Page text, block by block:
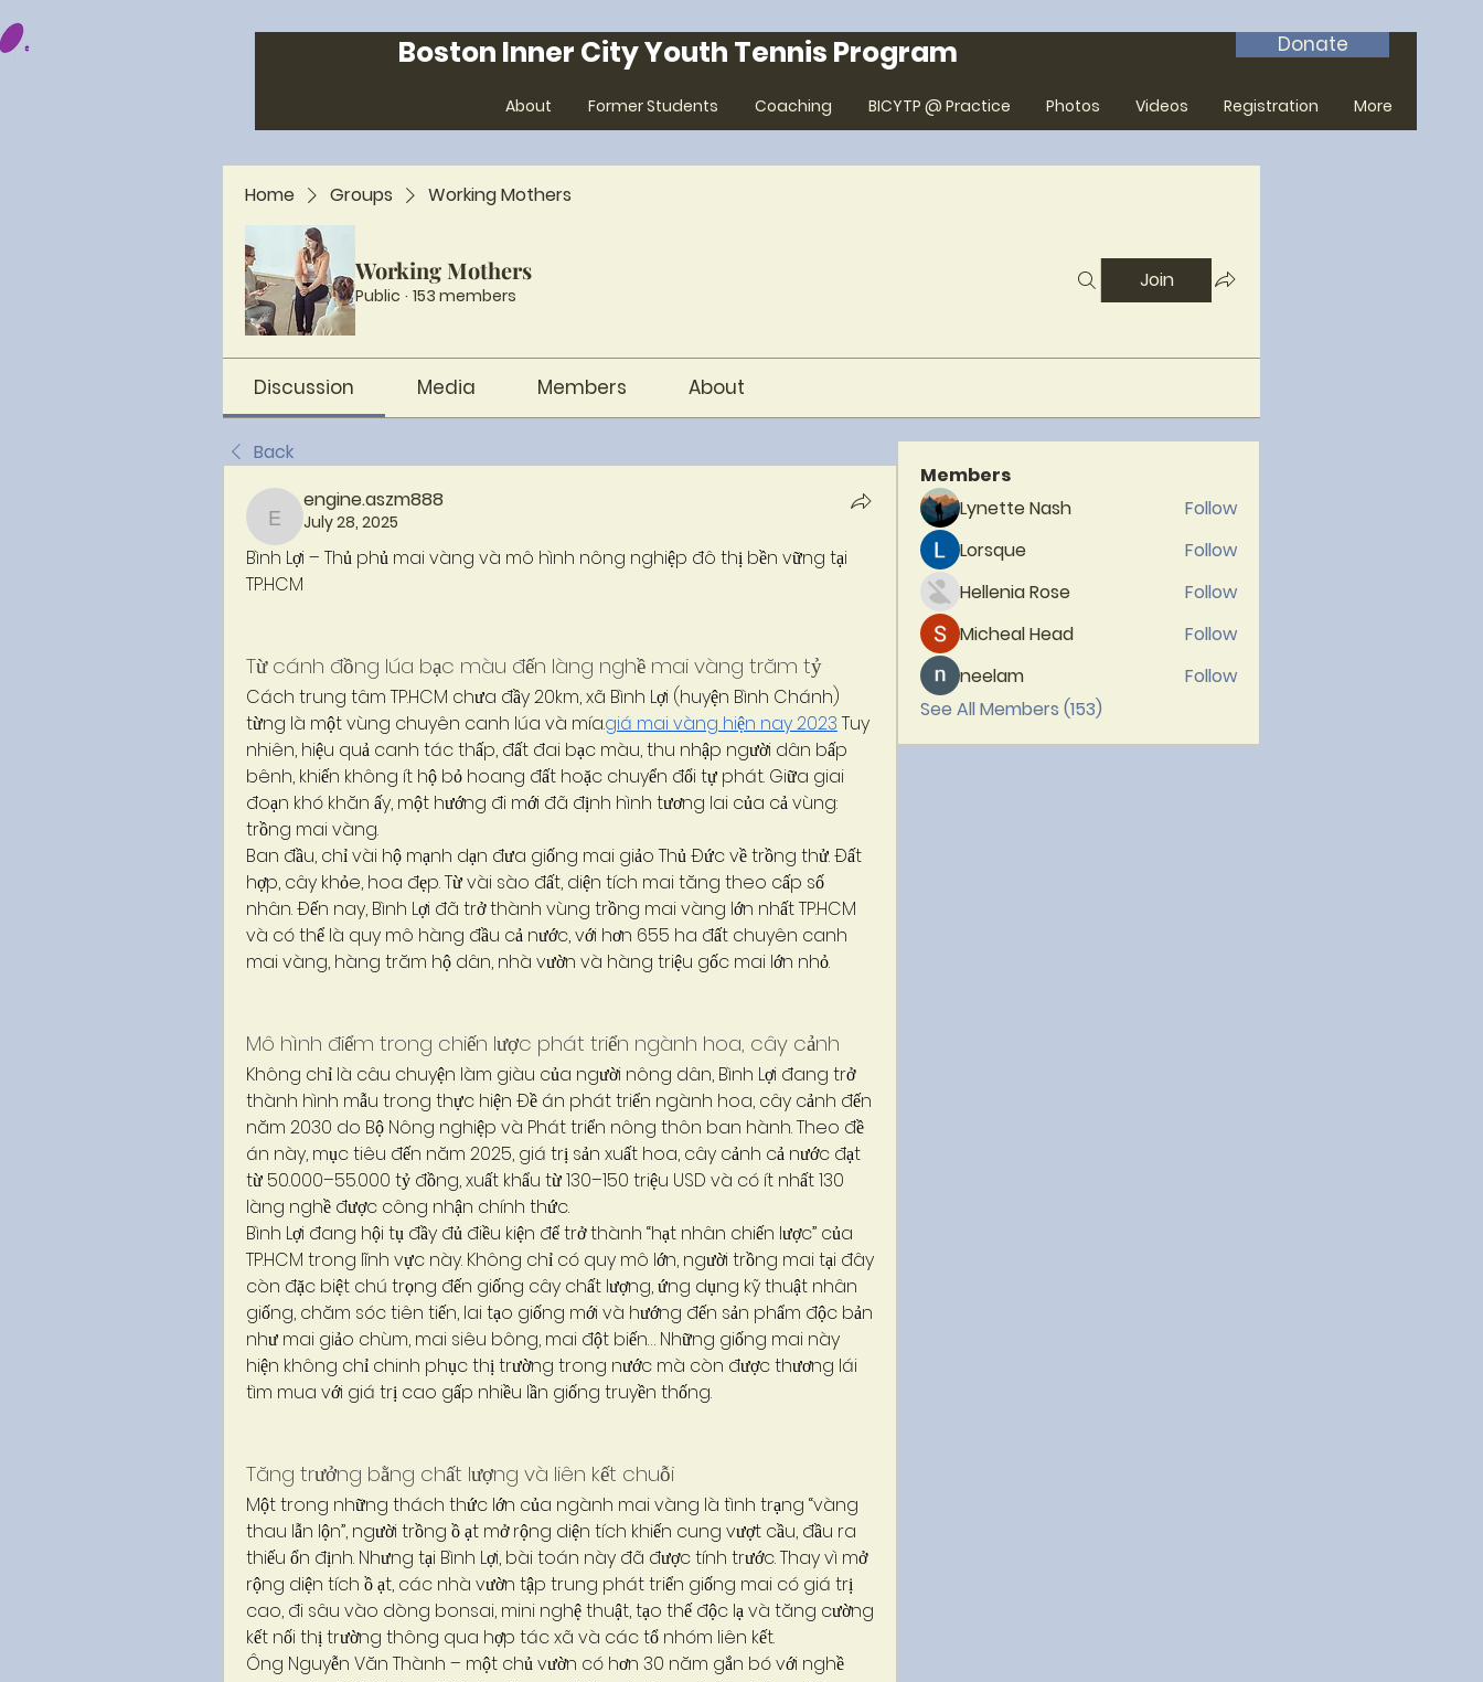
Donate
About Former Students Coaching BICYTP @ Practice Photos Videos Registration More
Boston Inner City Youth Tennis Program
Home Groups Working Mothers
Working Mothers
Public · 153 members
Join
Discussion Media Members About
Back
engine.aszm888
engine.aszm888
July 28, 2025
Bình Lợi – Thủ phủ mai vàng và mô hình nông nghiệp đô thị bền vững tại
TP.HCM
Từ cánh đồng lúa bạc màu đến làng nghề mai vàng trăm tỷ
Cách trung tâm TP.HCM chưa đầy 20km, xã Bình Lợi (huyện Bình Chánh)
từng là một vùng chuyên canh lúa và mía.giá mai vàng hiện nay 2023 Tuy
nhiên, hiệu quả canh tác thấp, đất đai bạc màu, thu nhập người dân bấp
bênh, khiến không ít hộ bỏ hoang đất hoặc chuyển đổi tự phát. Giữa giai
đoạn khó khăn ấy, một hướng đi mới đã định hình tương lai của cả vùng:
trồng mai vàng.
Ban đầu, chỉ vài hộ mạnh dạn đưa giống mai giảo Thủ Đức về trồng thử. Đất
hợp, cây khỏe, hoa đẹp. Từ vài sào đất, diện tích mai tăng theo cấp số
nhân. Đến nay, Bình Lợi đã trở thành vùng trồng mai vàng lớn nhất TP.HCM
và có thể là quy mô hàng đầu cả nước, với hơn 655 ha đất chuyên canh
mai vàng, hàng trăm hộ dân, nhà vườn và hàng triệu gốc mai lớn nhỏ.
Mô hình điểm trong chiến lược phát triển ngành hoa, cây cảnh
Không chỉ là câu chuyện làm giàu của người nông dân, Bình Lợi đang trở
thành hình mẫu trong thực hiện Đề án phát triển ngành hoa, cây cảnh đến
năm 2030 do Bộ Nông nghiệp và Phát triển nông thôn ban hành. Theo đề
án này, mục tiêu đến năm 2025, giá trị sản xuất hoa, cây cảnh cả nước đạt
từ 50.000–55.000 tỷ đồng, xuất khẩu từ 130–150 triệu USD và có ít nhất 130
làng nghề được công nhận chính thức.
Bình Lợi đang hội tụ đầy đủ điều kiện để trở thành “hạt nhân chiến lược” của
TP.HCM trong lĩnh vực này. Không chỉ có quy mô lớn, người trồng mai tại đây
còn đặc biệt chú trọng đến giống cây chất lượng, ứng dụng kỹ thuật nhân
giống, chăm sóc tiên tiến, lai tạo giống mới và hướng đến sản phẩm độc bản
như mai giảo chùm, mai siêu bông, mai đột biến… Những giống mai này
hiện không chỉ chinh phục thị trường trong nước mà còn được thương lái
tìm mua với giá trị cao gấp nhiều lần giống truyền thống.
Tăng trưởng bằng chất lượng và liên kết chuỗi
Một trong những thách thức lớn của ngành mai vàng là tình trạng “vàng
thau lẫn lộn”, người trồng ồ ạt mở rộng diện tích khiến cung vượt cầu, đầu ra
thiếu ổn định. Nhưng tại Bình Lợi, bài toán này đã được tính trước. Thay vì mở
rộng diện tích ồ ạt, các nhà vườn tập trung phát triển giống mai có giá trị
cao, đi sâu vào dòng bonsai, mini nghệ thuật, tạo thế độc lạ và tăng cường
kết nối thị trường thông qua hợp tác xã và các tổ nhóm liên kết.
Ông Nguyễn Văn Thành – một chủ vườn có hơn 30 năm gắn bó với nghề
Members
Lynette Nash
Follow
Lorsque
Follow
Hellenia Rose
Follow
Micheal Head
Follow
neelam
Follow
See All Members (153)